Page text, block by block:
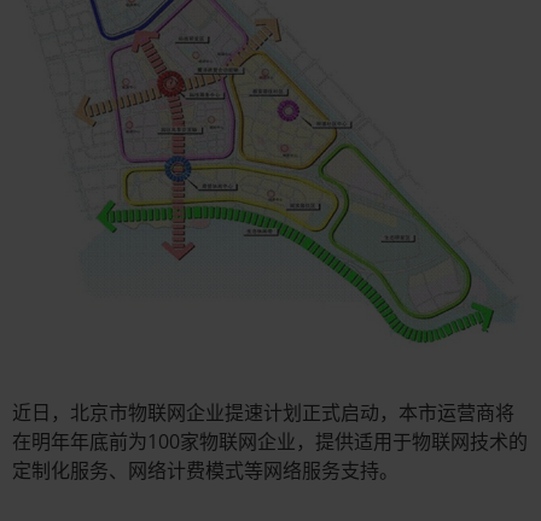
近日，北京市物联网企业提速计划正式启动，本市运营商将
在明年年底前为100家物联网企业，提供适用于物联网技术的
定制化服务、网络计费模式等网络服务支持。